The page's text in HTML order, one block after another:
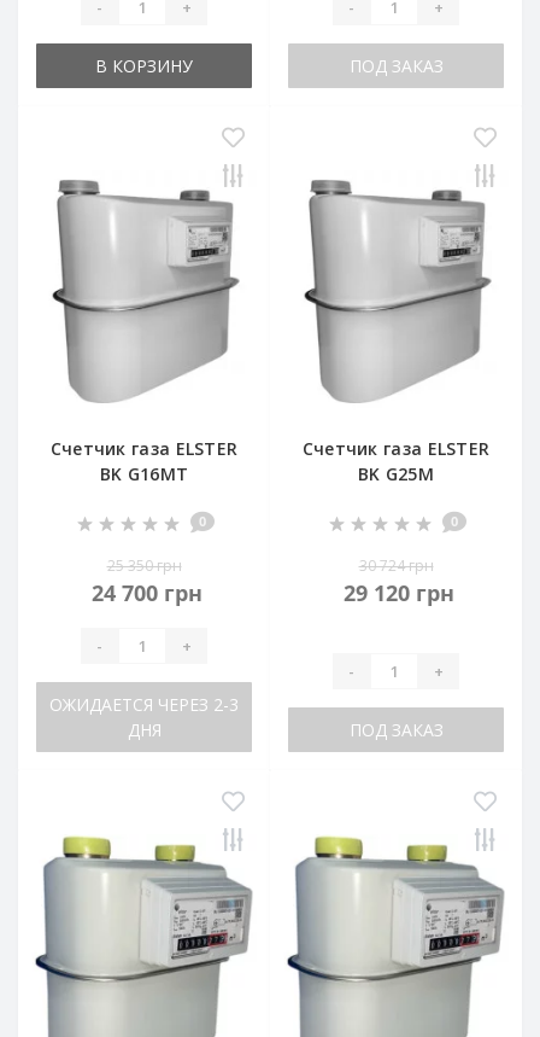
- +
В КОРЗИНУ
- +
ПОД ЗАКАЗ
Счетчик газа ELSTER
BK G16MT
0
25 350 грн
24 700 грн
- +
ОЖИДАЕТСЯ ЧЕРЕЗ 2-3
ДНЯ
Счетчик газа ELSTER
BK G25M
0
30 724 грн
29 120 грн
- +
ПОД ЗАКАЗ